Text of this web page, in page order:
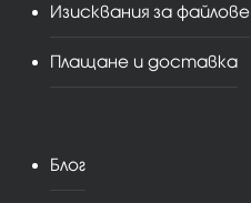
Изисквания за файлове
Плащане и доставка
Блог